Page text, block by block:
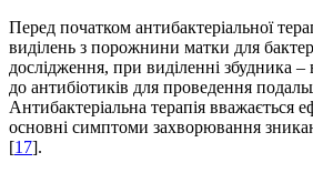
Перед початком антибактеріальної
виділень з порожнини матки для
дослідження, при виділенні збудника –
до антибіотиків для проведення
Антибактеріальна терапія вважається
основні симптоми захворювання
[17].